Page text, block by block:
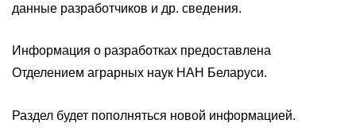
данные разработчиков и др. сведения.
Информация о разработках предоставлена
Отделением аграрных наук НАН Беларуси.
Раздел будет пополняться новой информацией.